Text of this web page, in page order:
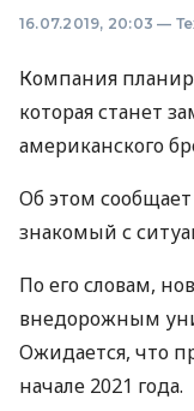
16.07.2019, 20:03 —
Компания
которая станет
американского
Об этом
знакомый с
По его словам,
внедорожным
Ожидается, что
начале 2021 года.